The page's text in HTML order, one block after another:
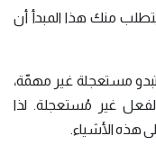
منك هذا المبدأ أن
تبدو مستعجلة غير مهمّة،
غير مُستعجلة. لذا
هذه الأشياء.